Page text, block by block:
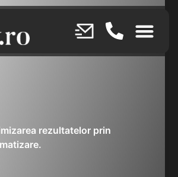
rezultatelor prin